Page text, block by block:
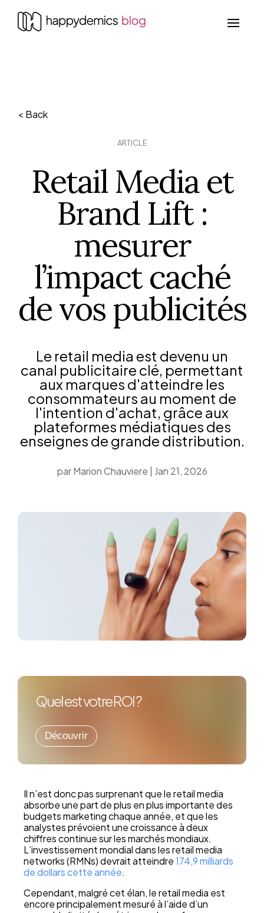
< Back
ARTICLE
Retail Media et
Brand Lift :
mesurer
l’impact caché
de vos publicités
Le retail media est devenu un
canal publicitaire clé, permettant
aux marques d'atteindre les
consommateurs au moment de
l'intention d'achat, grâce aux
plateformes médiatiques des
enseignes de grande distribution.
parMarion Chauviere Jan 21, 2026
Quel est votre ROI ?
Découvrir
Il n’est donc pas surprenant que le retail media
absorbe une part de plus en plus importante des
budgets marketing chaque année, et que les
analystes prévoient une croissance à deux
chiffres continue sur les marchés mondiaux.
L’investissement mondial dans les retail media
networks (RMNs) devrait atteindre174,9 milliards
de dollars cette année.
Cependant, malgré cet élan, le retail media est
encore principalement mesuré à l’aide d’un